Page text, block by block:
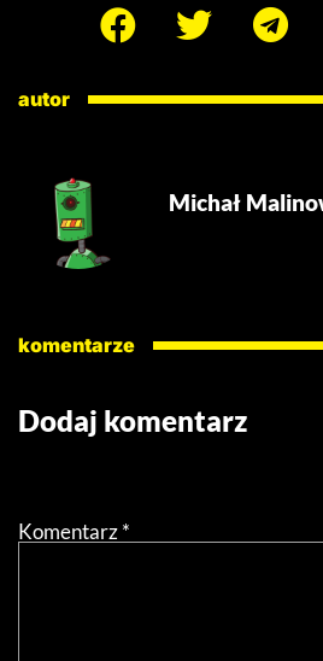
autor
Michał
komentarze
Dodaj komentarz
Komentarz*